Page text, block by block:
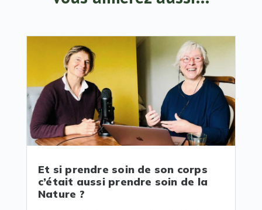
Et si prendre soin de son corps
c’était aussi prendre soin de la
Nature ?